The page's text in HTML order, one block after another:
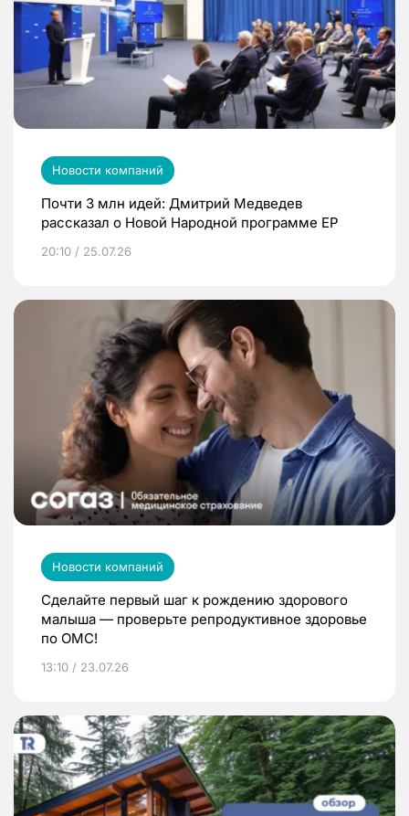
Новости компаний
Почти 3 млн идей: Дмитрий Медведев
рассказал о Новой Народной программе ЕР
20:10 / 25.07.26
Новости компаний
Сделайте первый шаг к рождению здорового
малыша — проверьте репродуктивное здоровье
по ОМС!
13:10 / 23.07.26